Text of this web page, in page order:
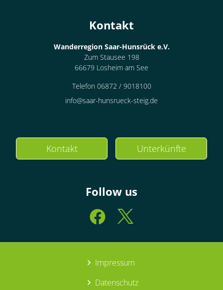
Kontakt
Wanderregion Saar-Hunsrück e.V.
Zum Stausee 198
66679 Losheim am See
Telefon 06872 / 9018100
info@saar-hunsrueck-steig.de
Kontakt Unterkünfte
Follow us
Impressum
Datenschutz